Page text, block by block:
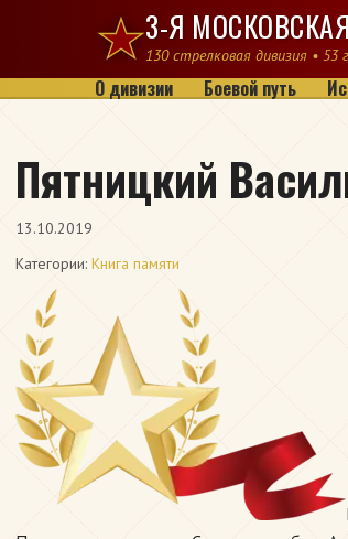
Перейти к содержимому
3-Я
130 стрелковая дивизия • 53
О дивизии Боевой путь
Пятницкий
13.10.2019
Категории: Книга памяти